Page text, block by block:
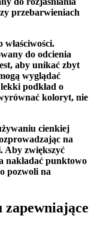
przebarwieniach
do odcienia
aby unikać zbyt
wyglądać
podkład o
koloryt, nie
cienkiej
na
Aby zwiększyć
nakładać punktowo
pozwoli na